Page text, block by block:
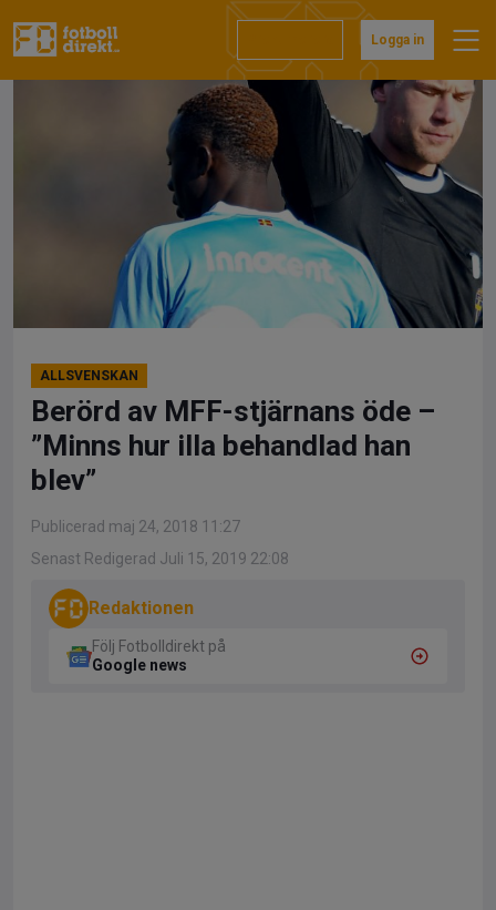
till
Logga in
ALLSVENSKAN
Berörd av MFF-stjärnans öde –
”Minns hur illa behandlad han
blev”
Publicerad maj 24, 2018 11:27
Senast Redigerad Juli 15, 2019 22:08
Redaktionen
Följ Fotbolldirekt på
Google news